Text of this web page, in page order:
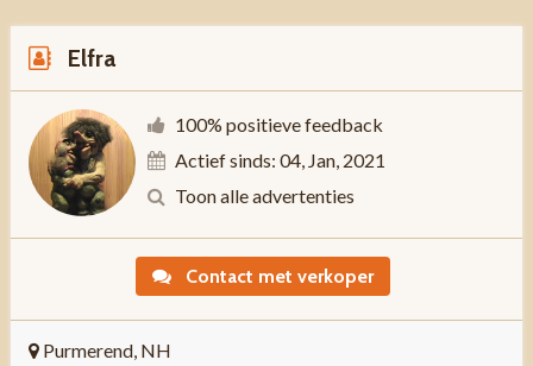
Elfra
100% positieve feedback
Actief sinds: 04, Jan, 2021
Toon alle advertenties
Contact met verkoper
Purmerend, NH